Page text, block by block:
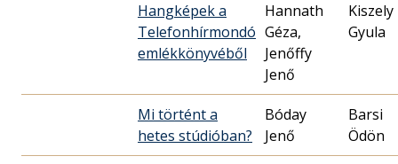
Hangképek a
Telefonhírmondó
emlékkönyvéből
Hannath
Géza,
Jenőffy
Jenő
Kiszely
Gyula
Mi történt a
hetes stúdióban?
Bóday
Jenő
Barsi
Ödön